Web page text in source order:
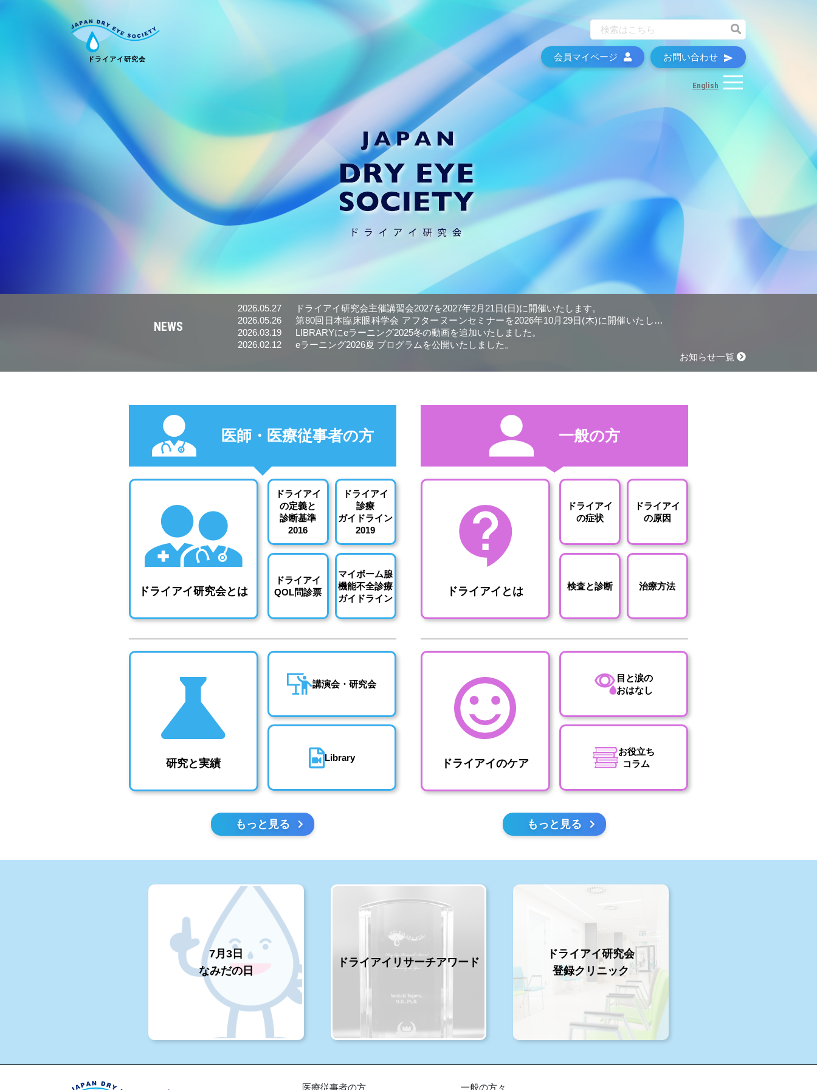
会員マイページ お問い合わせ
English
NEWS
2026.05.27
ドライアイ研究会主催講習会2027を2027年2月21日(日)に開催いたします。
2026.05.26
第80回日本臨床眼科学会 アフターヌーンセミナーを2026年10月29日(木)に開催いたしま
す。
2026.03.19
LIBRARYにeラーニング2025冬の動画を追加いたしました。
2026.02.12
eラーニング2026夏 プログラムを公開いたしました。
お知らせ一覧
医師・医療従事者の方
ドライアイ研究会とは
ドライアイ
の定義と
診断基準
2016
ドライアイ
診療
ガイドライン
2019
ドライアイ
QOL問診票
マイボーム腺
機能不全診療
ガイドライン
研究と実績
講演会・研究会
Library
もっと見る
一般の方
ドライアイとは
ドライアイ
の症状
ドライアイ
の原因
検査と診断 治療方法
ドライアイのケア
目と涙の
おはなし
お役立ち
コラム
もっと見る
7月3日
なみだの日
ドライアイリサーチアワード
ドライアイ研究会
登録クリニック
医療従事者の方 一般の方々